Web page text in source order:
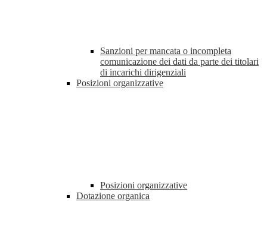
Sanzioni per mancata o incompleta
comunicazione dei dati da parte dei titolari
di incarichi dirigenziali
Posizioni organizzative
Posizioni organizzative
Dotazione organica